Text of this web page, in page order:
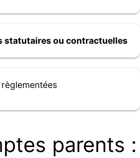
statutaires ou contractuelles
parents :